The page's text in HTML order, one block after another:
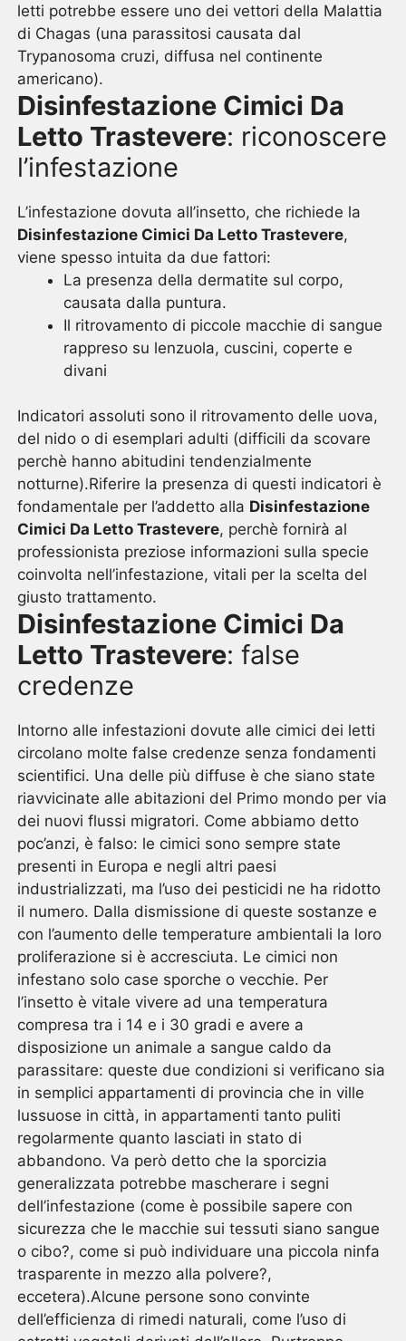
letti potrebbe essere uno dei vettori della Malattia
di Chagas (una parassitosi causata dal
Trypanosoma cruzi, diffusa nel continente
americano).
Disinfestazione Cimici Da
Letto Trastevere: riconoscere
l’infestazione
L’infestazione dovuta all’insetto, che richiede la
Disinfestazione Cimici Da Letto Trastevere,
viene spesso intuita da due fattori:
La presenza della dermatite sul corpo,
causata dalla puntura.
Il ritrovamento di piccole macchie di sangue
rappreso su lenzuola, cuscini, coperte e
divani
Indicatori assoluti sono il ritrovamento delle uova,
del nido o di esemplari adulti (difficili da scovare
perchè hanno abitudini tendenzialmente
notturne).Riferire la presenza di questi indicatori è
fondamentale per l’addetto alla Disinfestazione
Cimici Da Letto Trastevere, perchè fornirà al
professionista preziose informazioni sulla specie
coinvolta nell’infestazione, vitali per la scelta del
giusto trattamento.
Disinfestazione Cimici Da
Letto Trastevere: false
credenze
Intorno alle infestazioni dovute alle cimici dei letti
circolano molte false credenze senza fondamenti
scientifici. Una delle più diffuse è che siano state
riavvicinate alle abitazioni del Primo mondo per via
dei nuovi flussi migratori. Come abbiamo detto
poc’anzi, è falso: le cimici sono sempre state
presenti in Europa e negli altri paesi
industrializzati, ma l’uso dei pesticidi ne ha ridotto
il numero. Dalla dismissione di queste sostanze e
con l’aumento delle temperature ambientali la loro
proliferazione si è accresciuta. Le cimici non
infestano solo case sporche o vecchie. Per
l’insetto è vitale vivere ad una temperatura
compresa tra i 14 e i 30 gradi e avere a
disposizione un animale a sangue caldo da
parassitare: queste due condizioni si verificano sia
in semplici appartamenti di provincia che in ville
lussuose in città, in appartamenti tanto puliti
regolarmente quanto lasciati in stato di
abbandono. Va però detto che la sporcizia
generalizzata potrebbe mascherare i segni
dell’infestazione (come è possibile sapere con
sicurezza che le macchie sui tessuti siano sangue
o cibo?, come si può individuare una piccola ninfa
trasparente in mezzo alla polvere?,
eccetera).Alcune persone sono convinte
dell’efficienza di rimedi naturali, come l’uso di